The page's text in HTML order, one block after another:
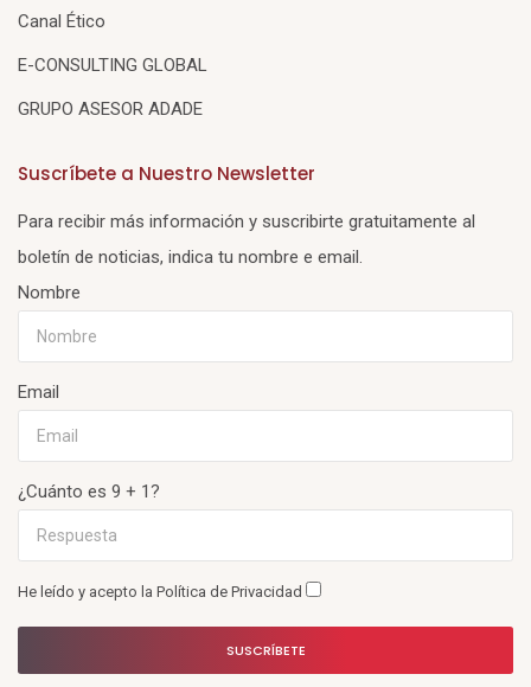
Canal Ético
E-CONSULTING GLOBAL
GRUPO ASESOR ADADE
Suscríbete a Nuestro Newsletter
Para recibir más información y suscribirte gratuitamente al
boletín de noticias, indica tu nombre e email.
Nombre
Email
¿Cuánto es 9 + 1?
He leído y acepto la Política de Privacidad
SUSCRÍBETE